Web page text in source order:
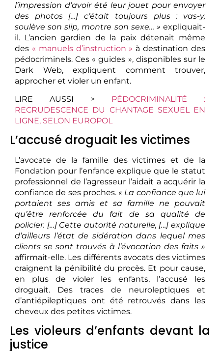
l’impression d’avoir été leur jouet pour envoyer
des photos […] c’était toujours plus : vas-y,
soulève son slip, montre son sexe… » expliquait-
il. L’ancien gardien de la paix détenait même
des « manuels d’instruction » à destination des
pédocriminels. Ces « guides », disponibles sur le
Dark Web, expliquent comment trouver,
approcher et violer un enfant.
LIRE AUSSI > PÉDOCRIMINALITÉ :
RECRUDESCENCE DU CHANTAGE SEXUEL EN
LIGNE, SELON EUROPOL
L’accusé droguait les victimes
L’avocate de la famille des victimes et de la
Fondation pour l’enfance explique que le statut
professionnel de l’agresseur l’aidait a acquérir la
confiance de ses proches. « La confiance que lui
portaient ses amis et sa famille ne pouvait
qu’être renforcée du fait de sa qualité de
policier. […] Cette autorité naturelle, […] explique
d’ailleurs l’état de sidération dans lequel mes
clients se sont trouvés à l’évocation des faits »
affirmait-elle. Les différents avocats des victimes
craignent la pénibilité du procès. Et pour cause,
en plus de violer les enfants, l’accusé les
droguait. Des traces de neuroleptiques et
d’antiépileptiques ont été retrouvés dans les
cheveux des petites victimes.
Les violeurs d’enfants devant la
justice